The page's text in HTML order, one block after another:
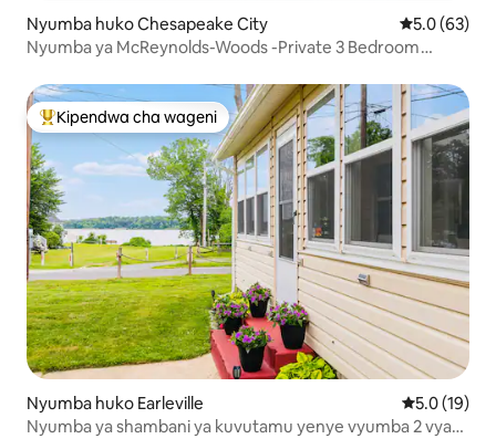
Nyumba huko Chesapeake City Ukadiriaji
5.0 (63)
Nyumba ya McReynolds-Woods -Private 3 Bedroom
Kipendwa maarufu cha wageni
Kipendwa cha wageni
Nyumba huko Earleville Ukadiriaji
5.0 (19)
Nyumba ya shambani ya kuvutamu yenye vyumba 2 vya